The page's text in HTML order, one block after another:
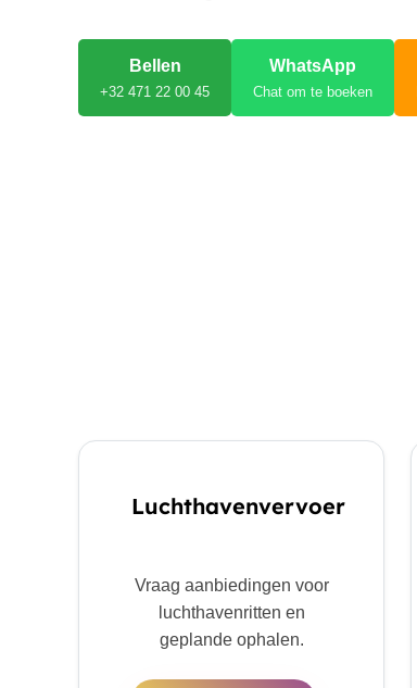
Bellen
+32 471 22 00 45
WhatsApp
Chat om te boeken
Luchthavenvervoer
Vraag aanbiedingen voor
luchthavenritten en
geplande ophalen.